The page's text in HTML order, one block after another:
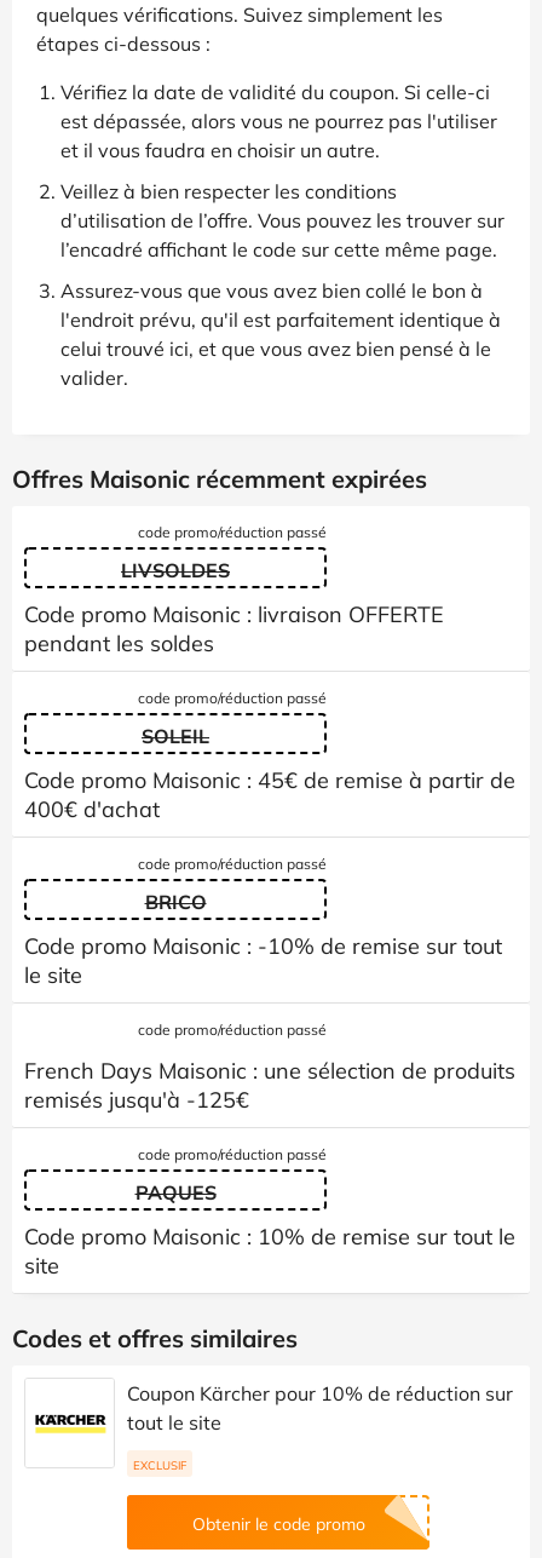
quelques vérifications. Suivez simplement les
étapes ci-dessous :
Vérifiez la date de validité du coupon. Si celle-ci
est dépassée, alors vous ne pourrez pas l'utiliser
et il vous faudra en choisir un autre.
Veillez à bien respecter les conditions
d’utilisation de l’offre. Vous pouvez les trouver sur
l’encadré affichant le code sur cette même page.
Assurez-vous que vous avez bien collé le bon à
l'endroit prévu, qu'il est parfaitement identique à
celui trouvé ici, et que vous avez bien pensé à le
valider.
Offres Maisonic récemment expirées
code promo/réduction passé
LIVSOLDES
Code promo Maisonic : livraison OFFERTE
pendant les soldes
code promo/réduction passé
SOLEIL
Code promo Maisonic : 45€ de remise à partir de
400€ d'achat
code promo/réduction passé
BRICO
Code promo Maisonic : -10% de remise sur tout
le site
code promo/réduction passé
French Days Maisonic : une sélection de produits
remisés jusqu'à -125€
code promo/réduction passé
PAQUES
Code promo Maisonic : 10% de remise sur tout le
site
Codes et offres similaires
Coupon Kärcher pour 10% de réduction sur
tout le site
EXCLUSIF
Obtenir le code promo